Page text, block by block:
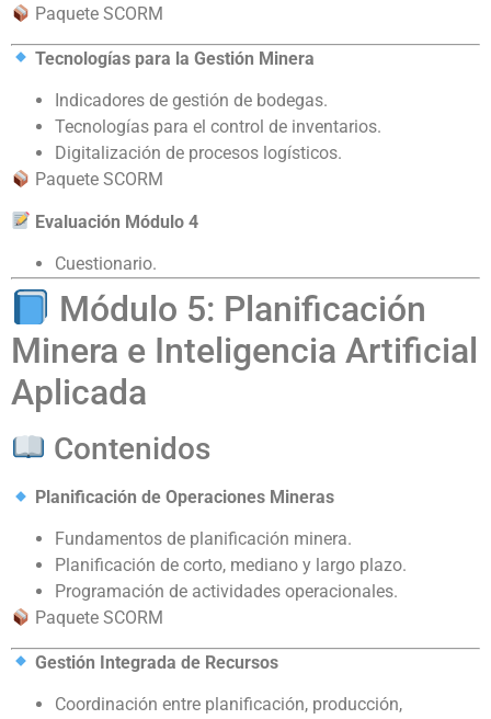
Paquete SCORM
Tecnologías para la Gestión Minera
Indicadores de gestión de bodegas.
Tecnologías para el control de inventarios.
Digitalización de procesos logísticos.
Paquete SCORM
Evaluación Módulo 4
Cuestionario.
Módulo 5: Planificación
Minera e Inteligencia Artificial
Aplicada
Contenidos
Planificación de Operaciones Mineras
Fundamentos de planificación minera.
Planificación de corto, mediano y largo plazo.
Programación de actividades operacionales.
Paquete SCORM
Gestión Integrada de Recursos
Coordinación entre planificación, producción,